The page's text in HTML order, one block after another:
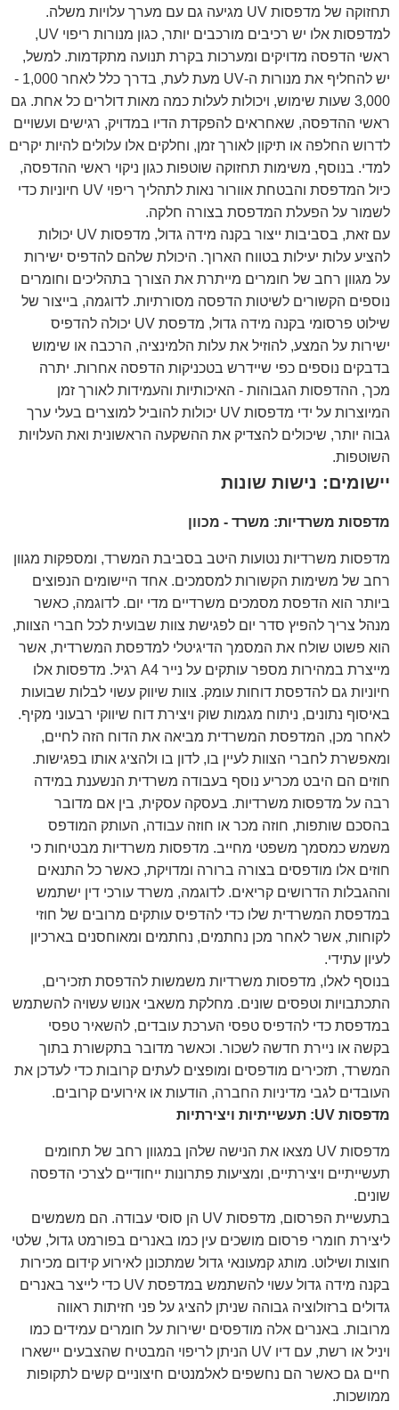
תחזוקה של מדפסות UV מגיעה גם עם מערך עלויות משלה.
למדפסות אלו יש רכיבים מורכבים יותר, כגון מנורות ריפוי UV,
ראשי הדפסה מדויקים ומערכות בקרת תנועה מתקדמות. למשל,
יש להחליף את מנורות ה-UV מעת לעת, בדרך כלל לאחר 1,000 -
3,000 שעות שימוש, ויכולות לעלות כמה מאות דולרים כל אחת. גם
ראשי ההדפסה, שאחראים להפקדת הדיו במדויק, רגישים ועשויים
לדרוש החלפה או תיקון לאורך זמן, וחלקים אלו עלולים להיות יקרים
למדי. בנוסף, משימות תחזוקה שוטפות כגון ניקוי ראשי ההדפסה,
כיול המדפסת והבטחת אוורור נאות לתהליך ריפוי UV חיוניות כדי
לשמור על הפעלת המדפסת בצורה חלקה.
עם זאת, בסביבות ייצור בקנה מידה גדול, מדפסות UV יכולות
להציע עלות יעילות בטווח הארוך. היכולת שלהם להדפיס ישירות
על מגוון רחב של חומרים מייתרת את הצורך בתהליכים וחומרים
נוספים הקשורים לשיטות הדפסה מסורתיות. לדוגמה, בייצור של
שילוט פרסומי בקנה מידה גדול, מדפסת UV יכולה להדפיס
ישירות על המצע, להוזיל את עלות הלמינציה, הרכבה או שימוש
בדבקים נוספים כפי שיידרש בטכניקות הדפסה אחרות. יתרה
מכך, ההדפסות הגבוהות - האיכותיות והעמידות לאורך זמן
המיוצרות על ידי מדפסות UV יכולות להוביל למוצרים בעלי ערך
גבוה יותר, שיכולים להצדיק את ההשקעה הראשונית ואת העלויות
השוטפות.
יישומים: נישות שונות
מדפסות משרדיות: משרד - מכוון
מדפסות משרדיות נטועות היטב בסביבת המשרד, ומספקות מגוון
רחב של משימות הקשורות למסמכים. אחד היישומים הנפוצים
ביותר הוא הדפסת מסמכים משרדיים מדי יום. לדוגמה, כאשר
מנהל צריך להפיץ סדר יום לפגישת צוות שבועית לכל חברי הצוות,
הוא פשוט שולח את המסמך הדיגיטלי למדפסת המשרדית, אשר
מייצרת במהירות מספר עותקים על נייר A4 רגיל. מדפסות אלו
חיוניות גם להדפסת דוחות עומק. צוות שיווק עשוי לבלות שבועות
באיסוף נתונים, ניתוח מגמות שוק ויצירת דוח שיווקי רבעוני מקיף.
לאחר מכן, המדפסת המשרדית מביאה את הדוח הזה לחיים,
ומאפשרת לחברי הצוות לעיין בו, לדון בו ולהציג אותו בפגישות.
חוזים הם היבט מכריע נוסף בעבודה משרדית הנשענת במידה
רבה על מדפסות משרדיות. בעסקה עסקית, בין אם מדובר
בהסכם שותפות, חוזה מכר או חוזה עבודה, העותק המודפס
משמש כמסמך משפטי מחייב. מדפסות משרדיות מבטיחות כי
חוזים אלו מודפסים בצורה ברורה ומדויקת, כאשר כל התנאים
וההגבלות הדרושים קריאים. לדוגמה, משרד עורכי דין ישתמש
במדפסת המשרדית שלו כדי להדפיס עותקים מרובים של חוזי
לקוחות, אשר לאחר מכן נחתמים, נחתמים ומאוחסנים בארכיון
לעיון עתידי.
בנוסף לאלו, מדפסות משרדיות משמשות להדפסת תזכירים,
התכתבויות וטפסים שונים. מחלקת משאבי אנוש עשויה להשתמש
במדפסת כדי להדפיס טפסי הערכת עובדים, להשאיר טפסי
בקשה או ניירת חדשה לשכור. וכאשר מדובר בתקשורת בתוך
המשרד, תזכירים מודפסים ומופצים לעתים קרובות כדי לעדכן את
העובדים לגבי מדיניות החברה, הודעות או אירועים קרובים.
מדפסות UV: תעשייתיות ויצירתיות
מדפסות UV מצאו את הנישה שלהן במגוון רחב של תחומים
תעשייתיים ויצירתיים, ומציעות פתרונות ייחודיים לצרכי הדפסה
שונים.
בתעשיית הפרסום, מדפסות UV הן סוסי עבודה. הם משמשים
ליצירת חומרי פרסום מושכים עין כמו באנרים בפורמט גדול, שלטי
חוצות ושילוט. מותג קמעונאי גדול שמתכונן לאירוע קידום מכירות
בקנה מידה גדול עשוי להשתמש במדפסת UV כדי לייצר באנרים
גדולים ברזולוציה גבוהה שניתן להציג על פני חזיתות ראווה
מרובות. באנרים אלה מודפסים ישירות על חומרים עמידים כמו
ויניל או רשת, עם דיו UV הניתן לריפוי המבטיח שהצבעים יישארו
חיים גם כאשר הם נחשפים לאלמנטים חיצוניים קשים לתקופות
ממושכות.